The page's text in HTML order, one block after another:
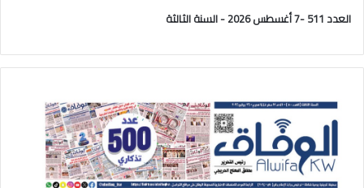
العدد 511 -7 أغسطس 2026 - السنة الثالثة